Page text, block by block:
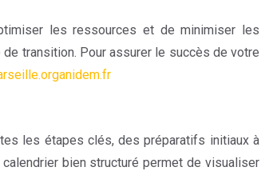
les ressources et de minimiser les
transition. Pour assurer le succès de votre
les étapes clés, des préparatifs initiaux à
bien structuré permet de visualiser